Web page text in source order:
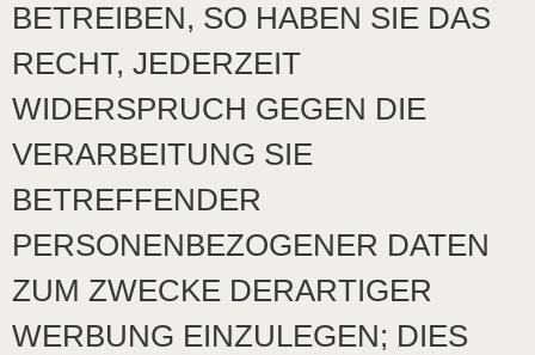
BETREIBEN, SO HABEN SIE DAS
RECHT, JEDERZEIT
WIDERSPRUCH GEGEN DIE
VERARBEITUNG SIE
BETREFFENDER
PERSONENBEZOGENER DATEN
ZUM ZWECKE DERARTIGER
WERBUNG EINZULEGEN; DIES